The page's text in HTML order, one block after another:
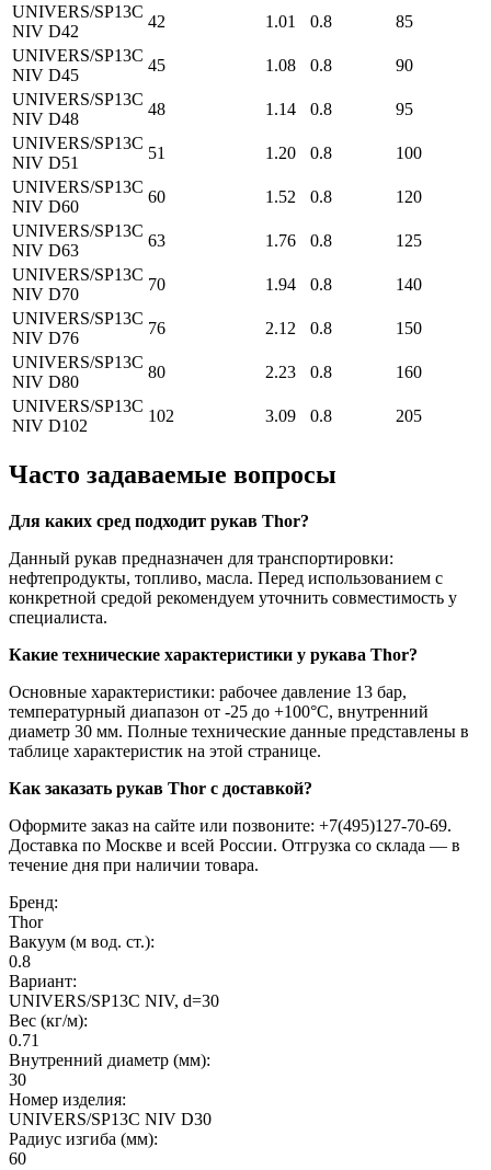
UNIVERS/SP13C
NIV D42
42 1.01 0.8
85
UNIVERS/SP13C
NIV D45
45 1.08 0.8
90
UNIVERS/SP13C
NIV D48
48 1.14 0.8
95
UNIVERS/SP13C
NIV D51
51 1.20 0.8
100
UNIVERS/SP13C
NIV D60
60 1.52 0.8
120
UNIVERS/SP13C
NIV D63
63 1.76 0.8
125
UNIVERS/SP13C
NIV D70
70 1.94 0.8
140
UNIVERS/SP13C
NIV D76
76 2.12 0.8
150
UNIVERS/SP13C
NIV D80
80 2.23 0.8
160
UNIVERS/SP13C
NIV D102
102 3.09 0.8 205
Часто задаваемые вопросы
Для каких сред подходит рукав Thor?
Данный рукав предназначен для транспортировки:
нефтепродукты, топливо, масла. Перед использованием с
конкретной средой рекомендуем уточнить совместимость у
специалиста.
Какие технические характеристики у рукава Thor?
Основные характеристики: рабочее давление 13 бар,
температурный диапазон от -25 до +100°C, внутренний
диаметр 30 мм. Полные технические данные представлены в
таблице характеристик на этой странице.
Как заказать рукав Thor с доставкой?
Оформите заказ на сайте или позвоните: +7(495)127-70-69.
Доставка по Москве и всей России. Отгрузка со склада — в
течение дня при наличии товара.
Бренд:
Thor
Вакуум (м вод. ст.):
0.8
Вариант:
UNIVERS/SP13C NIV, d=30
Вес (кг/м):
0.71
Внутренний диаметр (мм):
30
Номер изделия:
UNIVERS/SP13C NIV D30
Радиус изгиба (мм):
60